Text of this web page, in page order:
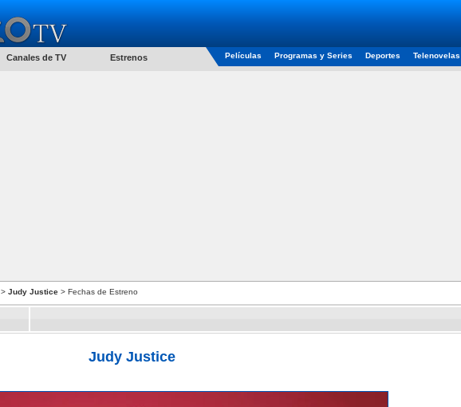
Canales de TV Estrenos Películas Programas y Series Deportes Telenovelas
> Judy Justice > Fechas de Estreno
Judy Justice